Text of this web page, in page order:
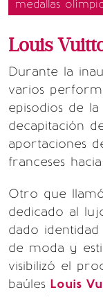
medallas
Louis
Durante la
varios
episodios de
decapitación
aportaciones
franceses
Otro que
dedicado al
dado
de moda y
visibilizó el
baúles Louis